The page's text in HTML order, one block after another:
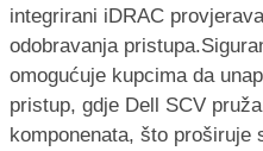
integrirani iDRAC
odobravanja
omogućuje kupcima da
pristup, gdje Dell SCV
komponenata, što proširuje